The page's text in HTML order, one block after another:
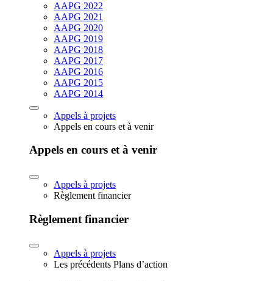
AAPG 2022
AAPG 2021
AAPG 2020
AAPG 2019
AAPG 2018
AAPG 2017
AAPG 2016
AAPG 2015
AAPG 2014
Appels à projets
Appels en cours et à venir
Appels en cours et à venir
Appels à projets
Règlement financier
Règlement financier
Appels à projets
Les précédents Plans d’action